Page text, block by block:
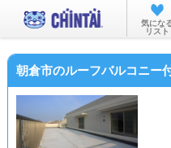
お部
気にな
リスト
朝倉市のルーフバルコニー